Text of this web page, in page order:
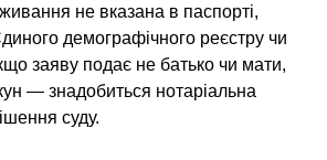
не вказана в паспорті,
демографічного реєстру чи
заяву подає не батько чи мати,
— знадобиться нотаріальна
суду.